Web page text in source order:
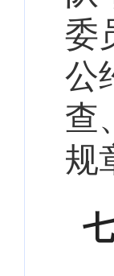
委
公
查
规
七